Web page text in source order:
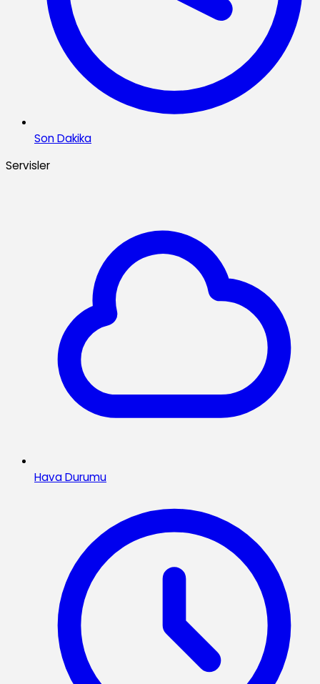
Son Dakika
Servisler
Hava Durumu